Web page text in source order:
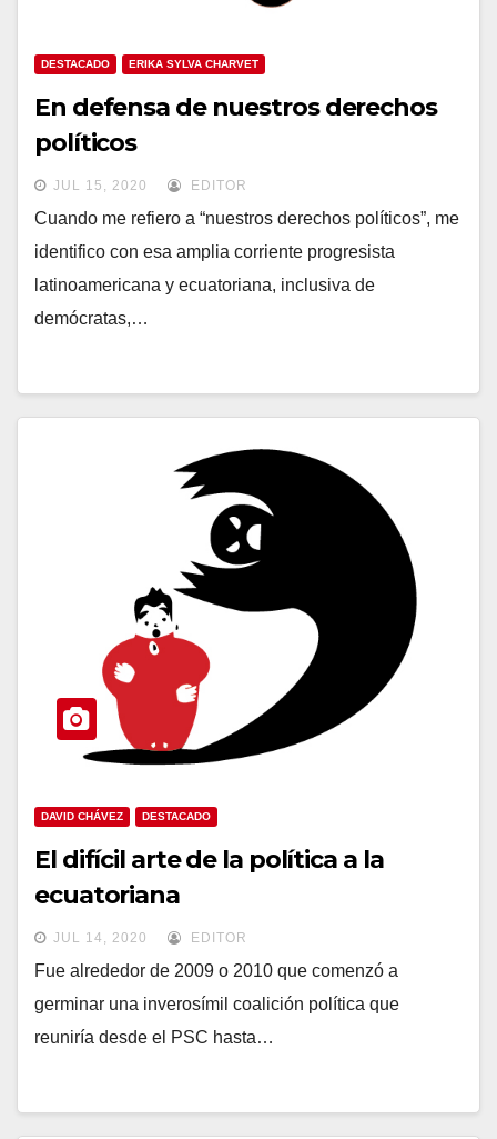
DESTACADO ERIKA SYLVA CHARVET
En defensa de nuestros derechos
políticos
JUL 15, 2020 EDITOR
Cuando me refiero a “nuestros derechos políticos”, me
identifico con esa amplia corriente progresista
latinoamericana y ecuatoriana, inclusiva de
demócratas,…
DAVID CHÁVEZ DESTACADO
El difícil arte de la política a la
ecuatoriana
JUL 14, 2020 EDITOR
Fue alrededor de 2009 o 2010 que comenzó a
germinar una inverosímil coalición política que
reuniría desde el PSC hasta…